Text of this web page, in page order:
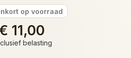
op voorraad
11,00
belasting